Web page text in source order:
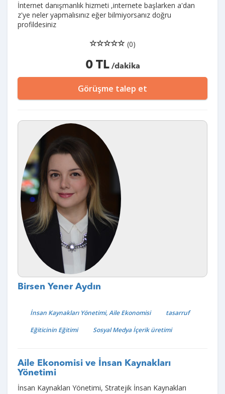
İnternet danışmanlık hizmeti ,internete başlarken a'dan
z'ye neler yapmalısınız eğer bilmiyorsanız doğru
profildesiniz
(0)
0 TL/dakika
Görüşme talep et
Birsen Yener Aydın
İnsan Kaynakları Yönetimi, Aile Ekonomisi
tasarruf
Eğiticinin Eğitimi
Sosyal Medya İçerik üretimi
Aile Ekonomisi ve İnsan Kaynakları
Yönetimi
İnsan Kaynakları Yönetimi, Stratejik İnsan Kaynakları